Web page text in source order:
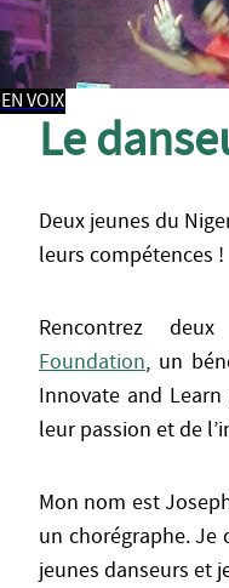
EN VOIX
Le
Deux jeunes du
leurs compétences !
Rencontrez
Foundation, un
Innovate and
leur passion et de
Mon nom est
un chorégraphe. Je
jeunes danseurs et